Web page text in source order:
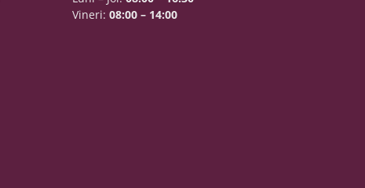
Vineri:08:00 – 14:00